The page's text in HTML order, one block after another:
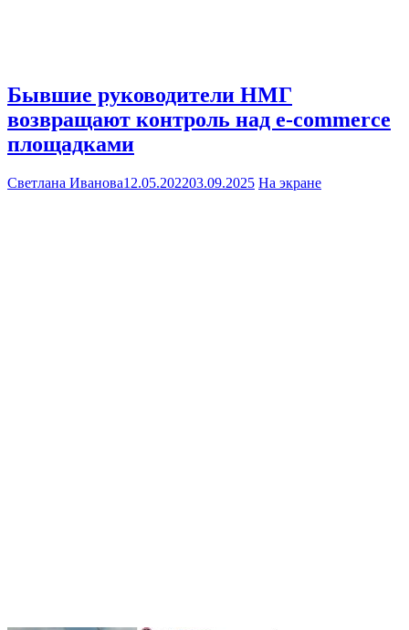
Бывшие руководители НМГ
возвращают контроль над e-commerce
площадками
Светлана Иванова12.05.202203.09.2025 На экране